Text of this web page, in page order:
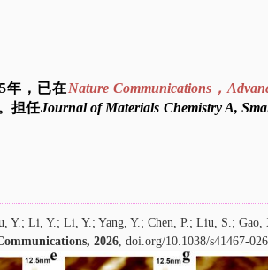
年，已在Nature Communications，
担任Journal of Materials Chemistry A,
Y.; Li, Y.; Li, Y.; Yang, Y.; Chen, P.; Liu, S.; Gao,
ications, 2026 doi.org/10.1038/s41467-